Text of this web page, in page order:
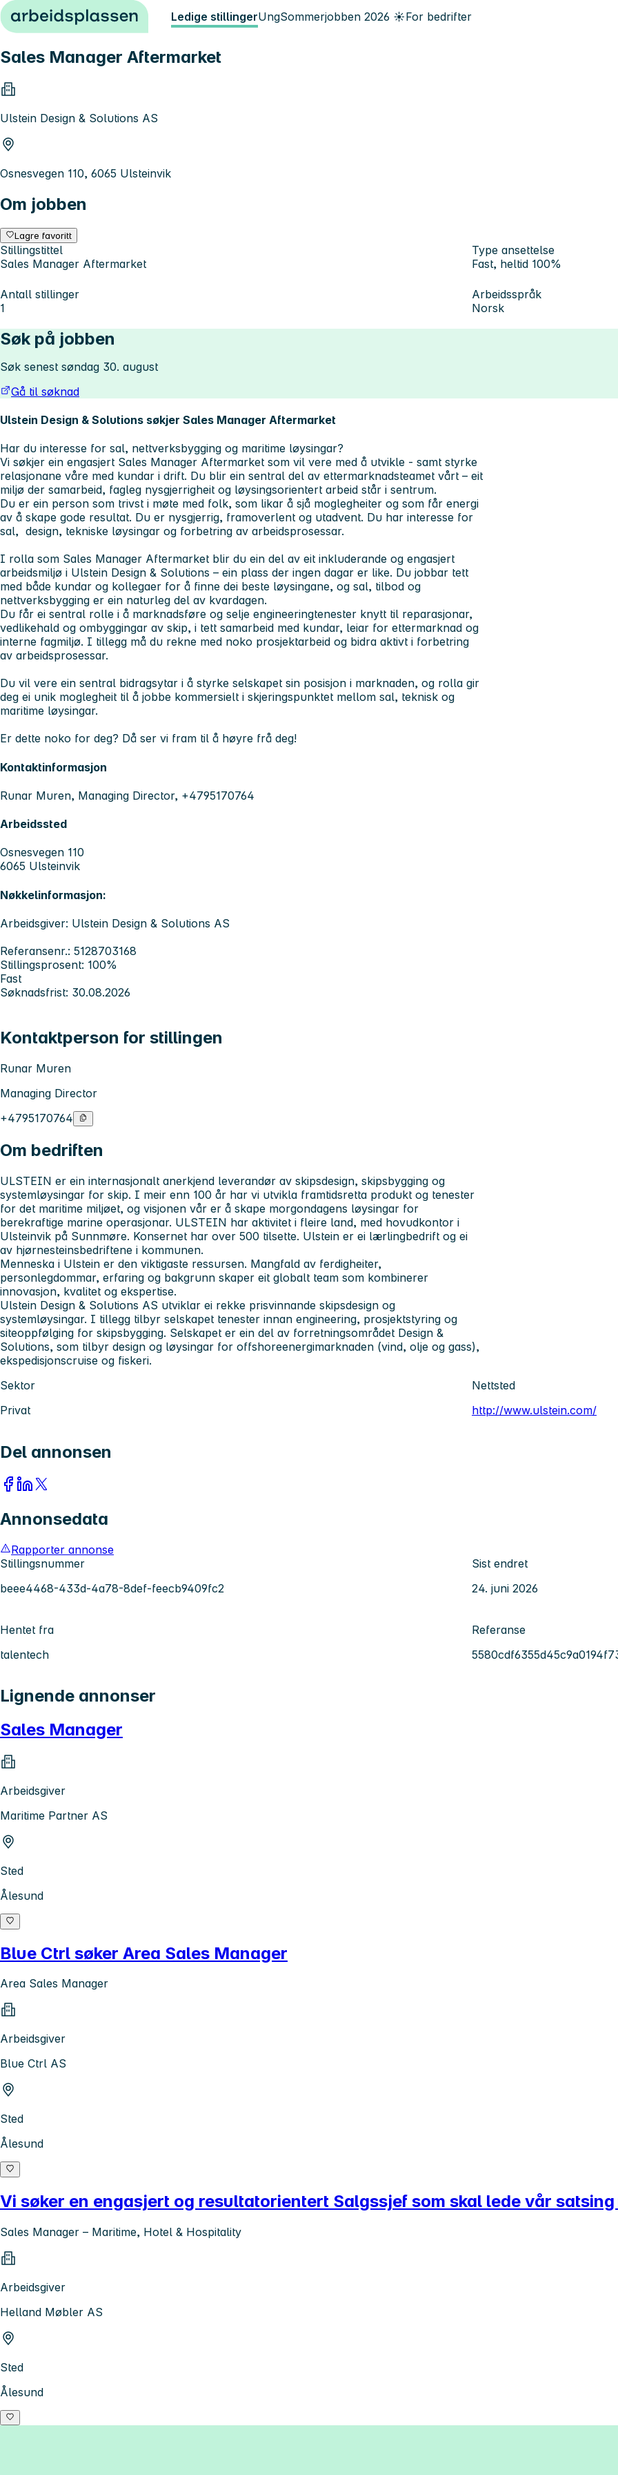
Hopp til innhold Ledige stillingerUngSommerjobben 2026 ☀️For bedrifter
Sales Manager Aftermarket
Ulstein Design & Solutions AS
Osnesvegen 110, 6065 Ulsteinvik
Om jobben
Lagre favoritt
Stillingstittel
Sales Manager Aftermarket
Type ansettelse
Fast, heltid 100%
Antall stillinger
1
Arbeidsspråk
Norsk
Søk på jobben
Søk senest søndag 30. august
Gå til søknad
Ulstein Design & Solutions søkjer Sales Manager Aftermarket
Har du interesse for sal, nettverksbygging og maritime løysingar?
Vi søkjer ein engasjert Sales Manager Aftermarket som vil vere med å utvikle - samt styrke
relasjonane våre med kundar i drift. Du blir ein sentral del av ettermarknadsteamet vårt – eit
miljø der samarbeid, fagleg nysgjerrigheit og løysingsorientert arbeid står i sentrum.
Du er ein person som trivst i møte med folk, som likar å sjå moglegheiter og som får energi
av å skape gode resultat. Du er nysgjerrig, framoverlent og utadvent. Du har interesse for
sal, design, tekniske løysingar og forbetring av arbeidsprosessar.
I rolla som Sales Manager Aftermarket blir du ein del av eit inkluderande og engasjert
arbeidsmiljø i Ulstein Design & Solutions – ein plass der ingen dagar er like. Du jobbar tett
med både kundar og kollegaer for å finne dei beste løysingane, og sal, tilbod og
nettverksbygging er ein naturleg del av kvardagen.
Du får ei sentral rolle i å marknadsføre og selje engineeringtenester knytt til reparasjonar,
vedlikehald og ombyggingar av skip, i tett samarbeid med kundar, leiar for ettermarknad og
interne fagmiljø. I tillegg må du rekne med noko prosjektarbeid og bidra aktivt i forbetring
av arbeidsprosessar.
Du vil vere ein sentral bidragsytar i å styrke selskapet sin posisjon i marknaden, og rolla gir
deg ei unik moglegheit til å jobbe kommersielt i skjeringspunktet mellom sal, teknisk og
maritime løysingar.
Er dette noko for deg? Då ser vi fram til å høyre frå deg!
Kontaktinformasjon
Runar Muren, Managing Director, +4795170764
Arbeidssted
Osnesvegen 110
6065 Ulsteinvik
Nøkkelinformasjon:
Arbeidsgiver: Ulstein Design & Solutions AS
Referansenr.: 5128703168
Stillingsprosent: 100%
Fast
Søknadsfrist: 30.08.2026
Kontaktperson for stillingen
Runar Muren
Managing Director
+4795170764
Om bedriften
ULSTEIN er ein internasjonalt anerkjend leverandør av skipsdesign, skipsbygging og
systemløysingar for skip. I meir enn 100 år har vi utvikla framtidsretta produkt og tenester
for det maritime miljøet, og visjonen vår er å skape morgondagens løysingar for
berekraftige marine operasjonar. ULSTEIN har aktivitet i fleire land, med hovudkontor i
Ulsteinvik på Sunnmøre. Konsernet har over 500 tilsette. Ulstein er ei lærlingbedrift og ei
av hjørnesteinsbedriftene i kommunen.
Menneska i Ulstein er den viktigaste ressursen. Mangfald av ferdigheiter,
personlegdommar, erfaring og bakgrunn skaper eit globalt team som kombinerer
innovasjon, kvalitet og ekspertise.
Ulstein Design & Solutions AS utviklar ei rekke prisvinnande skipsdesign og
systemløysingar. I tillegg tilbyr selskapet tenester innan engineering, prosjektstyring og
siteoppfølging for skipsbygging. Selskapet er ein del av forretningsområdet Design &
Solutions, som tilbyr design og løysingar for offshoreenergimarknaden (vind, olje og gass),
ekspedisjonscruise og fiskeri.
Sektor
Privat
Nettsted
http://www.ulstein.com/
Del annonsen
Annonsedata
Rapporter annonse
Stillingsnummer
beee4468-433d-4a78-8def-feecb9409fc2
Sist endret
24. juni 2026
Hentet fra
talentech
Referanse
Lignende annonser
Sales Manager
Arbeidsgiver
Maritime Partner AS
Sted
Ålesund
Blue Ctrl søker Area Sales Manager
Area Sales Manager
Arbeidsgiver
Blue Ctrl AS
Sted
Ålesund
Vi søker en engasjert og resultatorientert Salgssjef som skal lede vår
Sales Manager – Maritime, Hotel & Hospitality
Arbeidsgiver
Helland Møbler AS
Sted
Ålesund